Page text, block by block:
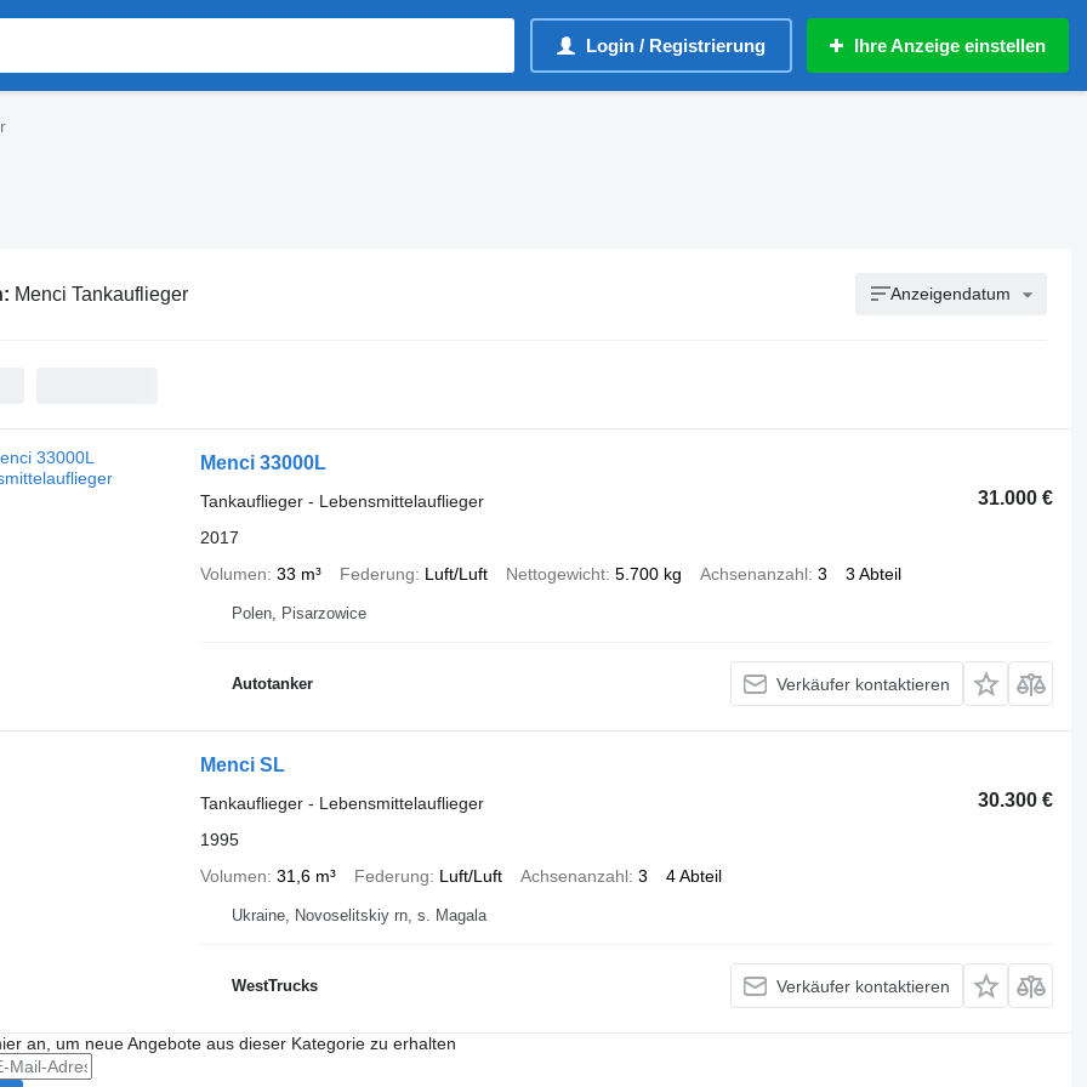
Login / Registrierung Ihre Anzeige einstellen
Menci Tankauflieger Anzeigendatum
Menci 33000L
31.000 €
Tankauflieger - Lebensmittelauflieger
2017
Volumen 33 m³ Federung Luft/Luft Nettogewicht 5.700 kg Achsenanzahl 3 3 Abteil
Polen, Pisarzowice
Autotanker Verkäufer kontaktieren
Menci SL
30.300 €
Tankauflieger - Lebensmittelauflieger
1995
Volumen 31,6 m³ Federung Luft/Luft Achsenanzahl 3 4 Abteil
Ukraine, Novoselitskiy rn, s. Magala
WestTrucks Verkäufer kontaktieren
an, um neue Angebote aus dieser Kategorie zu erhalten